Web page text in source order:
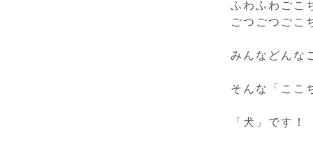
ふわふわごこ
ごつごつごこ
みんなどんな
そんな「ここ
「犬」です！